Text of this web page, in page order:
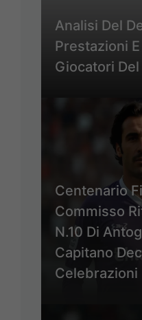
Analisi Del
Prestazioni
Giocatori
Centenario
Commisso
N.10 Di
Capitano
Celebrazioni